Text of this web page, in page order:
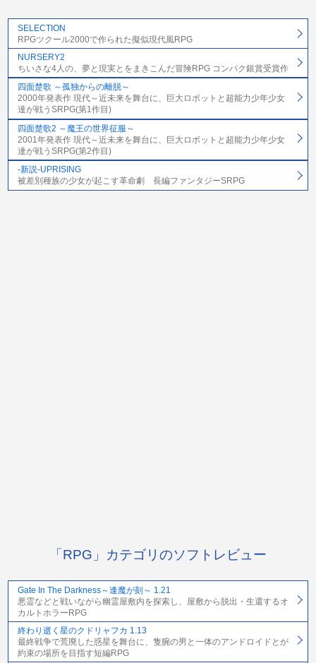
SELECTION
RPGツクール2000で作られた擬似現代風RPG
NURSERY2
ちいさな4人の、夢と現実とをまきこんだ冒険RPG コンパク銀賞受賞作
四面楚歌 ～孤独からの離脱～
2000年発表作 現代～近未来を舞台に、巨大ロボットと超能力少年少女
達が戦うSRPG(第1作目)
四面楚歌2 ～魔王の世界征服～
2001年発表作 現代～近未来を舞台に、巨大ロボットと超能力少年少女
達が戦うSRPG(第2作目)
-新説-UPRISING
被差別種族の少女が起こす革命劇 長編ファンタジーSRPG
「RPG」カテゴリのソフトレビュー
Gate In The Darkness～逢魔が刻～ 1.21
悪霊などと戦いながら幽霊屋敷内を探索し、屋敷から脱出・生還するオ
カルトホラーRPG
終わり逝く星のクドリャフカ 1.13
最終戦争で荒廃した惑星を舞台に、隻腕の男と一体のアンドロイドとが
約束の場所を目指す短編RPG